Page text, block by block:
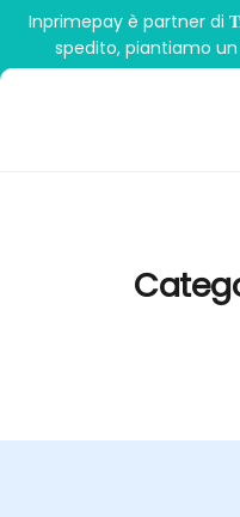
Inprimepay è partner di
spedito, piantiamo